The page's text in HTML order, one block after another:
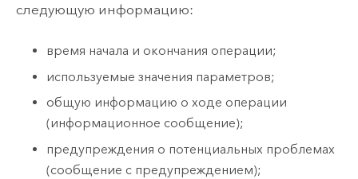
следующую информацию:
время начала и окончания операции;
используемые значения параметров;
общую информацию о ходе операции
(информационное сообщение);
предупреждения о потенциальных проблемах
(сообщение с предупреждением);